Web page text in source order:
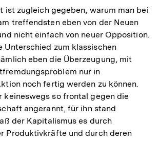
ist zugleich gegeben, warum man bei
treffendsten eben von der Neuen
nicht einfach von neuer Opposition.
Unterschied zum klassischen
eben die Überzeugung, mit
nur in
noch fertig werden zu können.
keineswegs so frontal gegen die
angerannt, für ihn stand
der Kapitalismus es durch
Produktivkräfte und durch deren